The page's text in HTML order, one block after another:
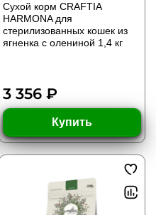
Сухой корм CRAFTIA
HARMONA для
стерилизованных кошек из
ягненка с олениной 1,4 кг
3 356 ₽
Купить